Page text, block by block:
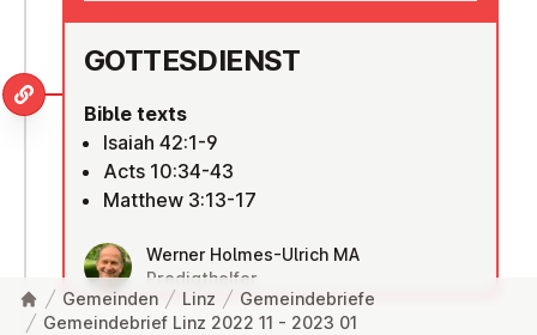
GOTTES­DI­ENST
Bible texts
Isaiah 42:1-9
Acts 10:34-43
Matthew 3:13-17
Werner Holmes-Ulrich MA
Predigthelfer
Gemeinden Linz
Gemeindebriefe
Gemeindebrief Linz 2022 11 - 2023 01